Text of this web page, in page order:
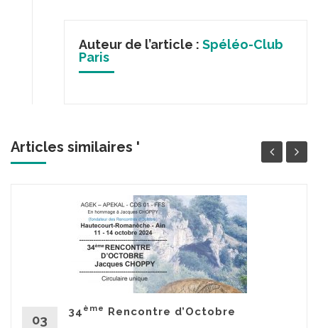
Auteur de l’article : Spéléo-Club
Paris
Articles similaires '
03
34 ème Rencontre d’Octobre